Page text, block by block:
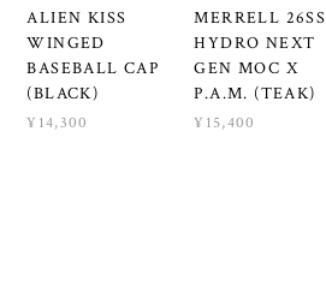
ALIEN KISS
WINGED
BASEBALL CAP
(BLACK)
¥14,300
MERRELL 26SS
HYDRO NEXT
GEN MOC X
P.A.M. (TEAK)
¥15,400